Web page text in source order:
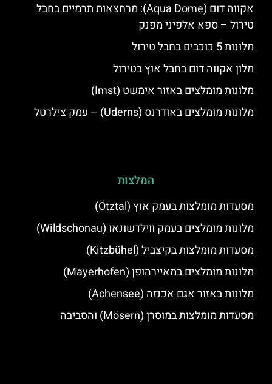
אקווה דום (Aqua Dome): מרחצאות תרמיים בחבל
טירול – ספא אלפיני מפנק
מלונות 5 כוכבים בחבל טירול
מלון אקווה דום בחבל אוץ בטירול
מלונות מומלצים באזור אימשט (Imst)
מלונות מומלצים באודרנס (Uderns) – עמק צילרטל
המלצות
מסעדות מומלצות בעמק אוץ (Ötztal)
מלונות מומלצים בעמק ווילדשונאו (Wildschonau)
מסעדות מומלצות בקיצביל (Kitzbühel)
מלונות מומלצים במאיירהופן (Mayerhofen)
מלונות באזור אגם אכנזה (Achensee)
מסעדות מומלצות במוסרן (Mösern) והסביבה